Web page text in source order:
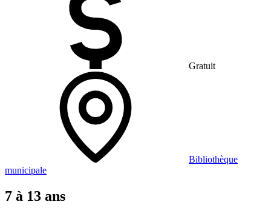
Gratuit
Bibliothèque
municipale
7 à 13 ans